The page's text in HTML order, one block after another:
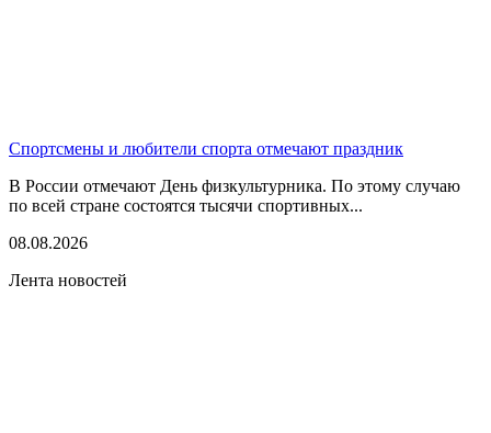
Спортсмены и любители спорта отмечают праздник
В России отмечают День физкультурника. По этому случаю
по всей стране состоятся тысячи спортивных...
08.08.2026
Лента новостей